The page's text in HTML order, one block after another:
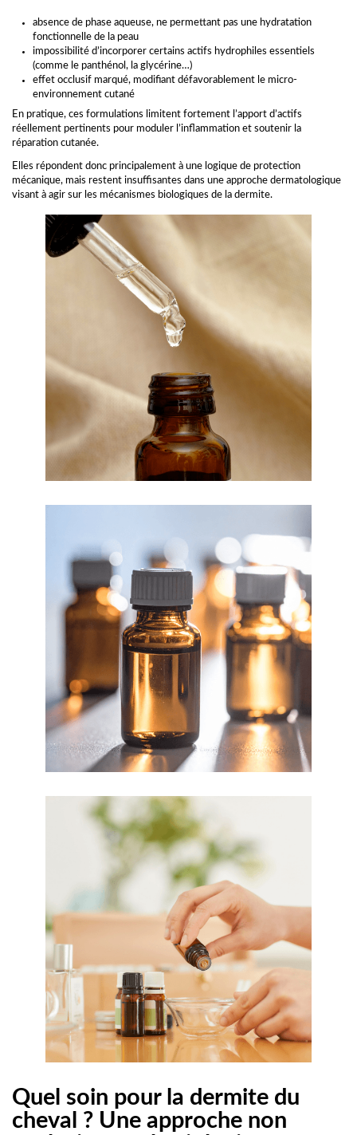
absence de phase aqueuse, ne permettant pas une hydratation
fonctionnelle de la peau
impossibilité d’incorporer certains actifs hydrophiles essentiels
(comme le panthénol, la glycérine…)
effet occlusif marqué, modifiant défavorablement le micro-
environnement cutané
En pratique, ces formulations limitent fortement l’apport d’actifs
réellement pertinents pour moduler l’inflammation et soutenir la
réparation cutanée.
Elles répondent donc principalement à une logique de protection
mécanique, mais restent insuffisantes dans une approche dermatologique
visant à agir sur les mécanismes biologiques de la dermite.
Quel soin pour la dermite du
cheval ? Une approche non